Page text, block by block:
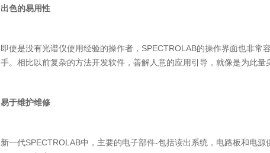
出色的易用性
即使是没有光谱仪使用经验的操作者，SPECTROLAB的操作界面也非
手。相比以前复杂的方法开发软件，善解人意的应用引导，就像是为此量
易于维护维修
新一代SPECTROLAB中，主要的电子部件-包括读出系统，电路板和电